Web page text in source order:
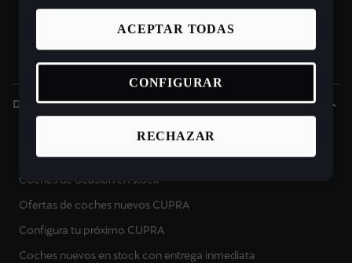
CUPRA León Sportstourer
Gama CUPRA e-HYBRID - coches híbridos enchufables
Descubre CUPRA
Puntos de venta y talleres CUPRA cerca de ti
Beneficios CUPRA Approved
Coches de ocasión en stock
Ofertas de coches nuevos CUPRA
Configura tu próximo CUPRA
Coches nuevos en stock con entrega inmediata
RECHAZAR
ACEPTAR TODAS
CONFIGURAR